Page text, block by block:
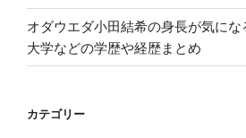
オダウエダ小田結希の身長が気にな
大学などの学歴や経歴まとめ
カテゴリー